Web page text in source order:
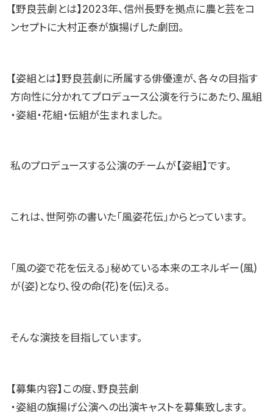
【野良芸劇とは】2023年、信州長野を拠点に農と芸をコ
ンセプトに大村正泰が旗揚げした劇団。
【姿組とは】野良芸劇に所属する俳優達が、各々の目指す
方向性に分かれてプロデュース公演を行うにあたり、風組
・姿組・花組・伝組が生まれました。
私のプロデュースする公演のチームが【姿組】です。
これは、世阿弥の書いた「風姿花伝」からとっています。
「風の姿で花を伝える」秘めている本来のエネルギー(風)
が(姿)となり、役の命(花)を(伝)える。
そんな演技を目指しています。
【募集内容】この度、野良芸劇
・姿組の旗揚げ公演への出演キャストを募集致します。